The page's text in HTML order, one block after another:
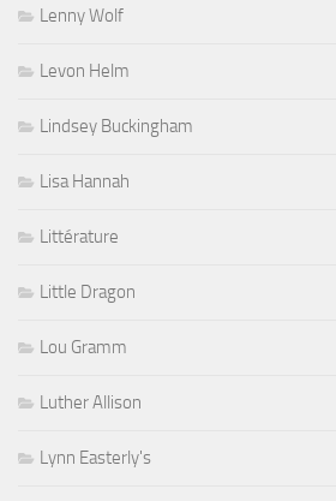
Lenny Wolf
Levon Helm
Lindsey Buckingham
Lisa Hannah
Littérature
Little Dragon
Lou Gramm
Luther Allison
Lynn Easterly's